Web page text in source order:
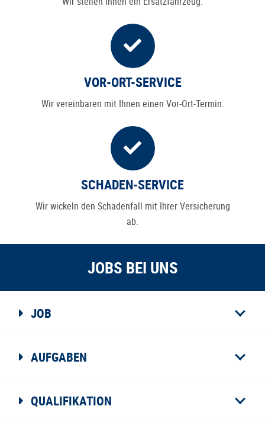
VOR-ORT-SERVICE
Wir vereinbaren mit Ihnen einen Vor-Ort-Termin.
SCHADEN-SERVICE
Wir wickeln den Schadenfall mit Ihrer Versicherung
ab.
JOBS BEI UNS
JOB
AUFGABEN
QUALIFIKATION